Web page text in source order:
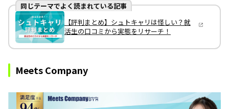
同じテーマでよく読まれている記事
【評判まとめ】シュトキャリは怪しい？就
活生の口コミから実態をリサーチ！
Meets Company